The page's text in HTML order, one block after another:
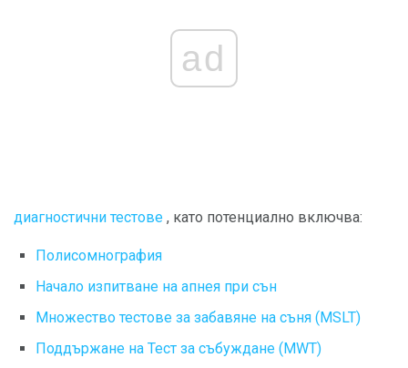
ad
диагностични тестове , като потенциално включва:
Полисомнография
Начало изпитване на апнея при сън
Множество тестове за забавяне на съня (MSLT)
Поддържане на Тест за събуждане (MWT)